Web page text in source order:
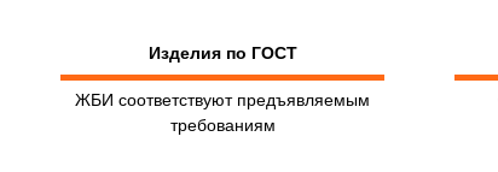
Изделия по ГОСТ
ЖБИ соответствуют предъявляемым
требованиям